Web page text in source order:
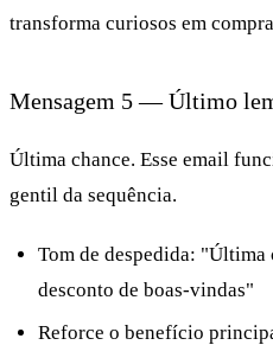
transforma curiosos em
Mensagem 5 — Último
Última chance. Esse email
gentil da sequência.
Tom de despedida: "Última
desconto de boas-vindas"
Reforce o benefício